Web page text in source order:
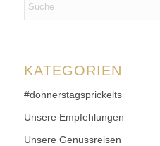
KATEGORIEN
#donnerstagsprickelts
Unsere Empfehlungen
Unsere Genussreisen